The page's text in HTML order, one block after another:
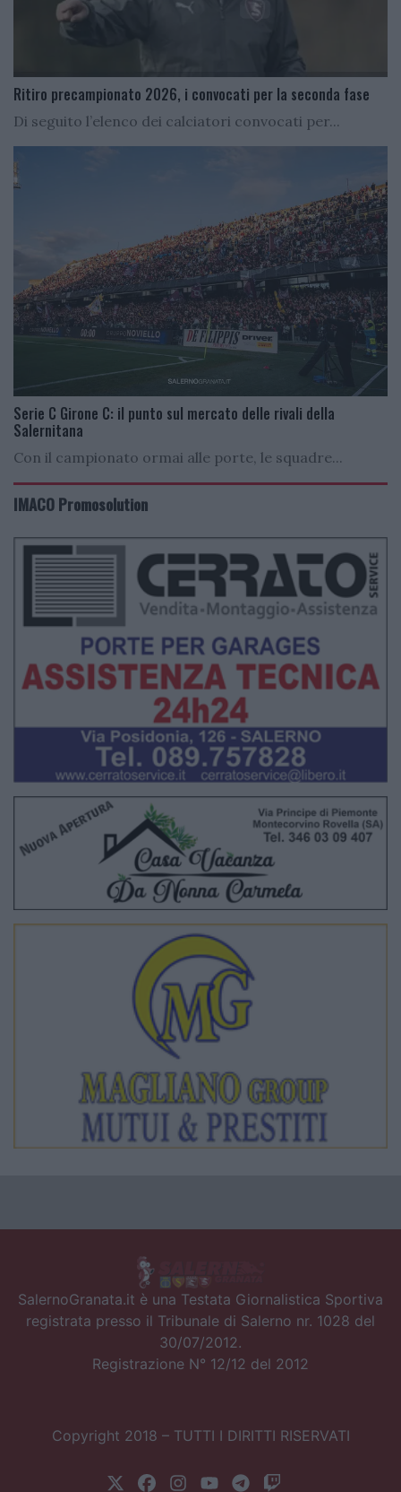
Ritiro precampionato 2026, i convocati per la seconda fase
Di seguito l’elenco dei calciatori convocati per...
Serie C Girone C: il punto sul mercato delle rivali della
Salernitana
Con il campionato ormai alle porte, le squadre...
IMACO Promosolution
SalernoGranata.it è una Testata Giornalistica Sportiva
registrata presso il Tribunale di Salerno nr. 1028 del
30/07/2012.
Registrazione N° 12/12 del 2012
Copyright 2018 – TUTTI I DIRITTI RISERVATI